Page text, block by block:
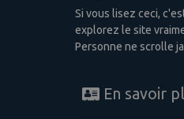
Si vous lisez ceci,
explorez le site
Personne ne scrolle
En savoir